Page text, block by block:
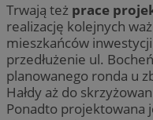
Trwają też prace
realizację kolejnych
mieszkańców
przedłużenie ul.
planowanego ronda u
Hałdy aż do
Ponadto projektowana